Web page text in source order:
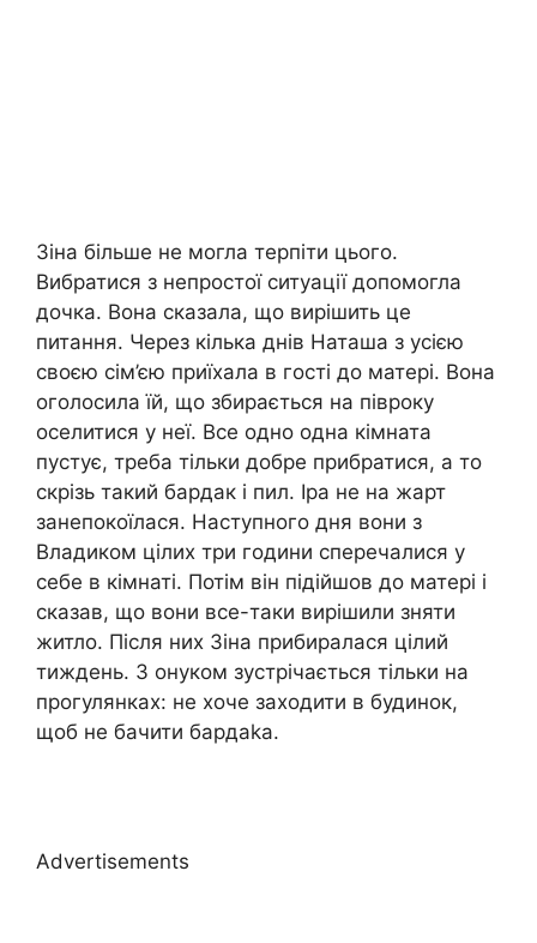
Зіна більше не могла терпіти цього.
Вибратися з непростої ситуації допомогла
дочка. Вона сказала, що вирішить це
питання. Через кілька днів Наташа з усією
своєю сім’єю приїхала в гості до матері. Вона
оголосила їй, що збирається на півроку
оселитися у неї. Все одно одна кімната
пустує, треба тільки добре прибратися, а то
скрізь такий бардак і пил. Іра не на жарт
занепокоїлася. Наступного дня вони з
Владиком цілих три години сперечалися у
себе в кімнаті. Потім він підійшов до матері і
сказав, що вони все-таки вирішили зняти
житло. Після них Зіна прибиралася цілий
тиждень. З онуком зустрічається тільки на
прогулянках: не хоче заходити в будинок,
щоб не бачити бардаkа.
Advertisements